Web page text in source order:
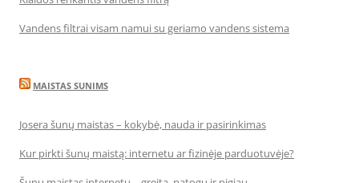
Vandens filtrai visam namui su geriamo vandens sistema
MAISTAS SUNIMS
Josera šunų maistas – kokybė, nauda ir pasirinkimas
Kur pirkti šunų maistą: internetu ar fizinėje parduotuvėje?